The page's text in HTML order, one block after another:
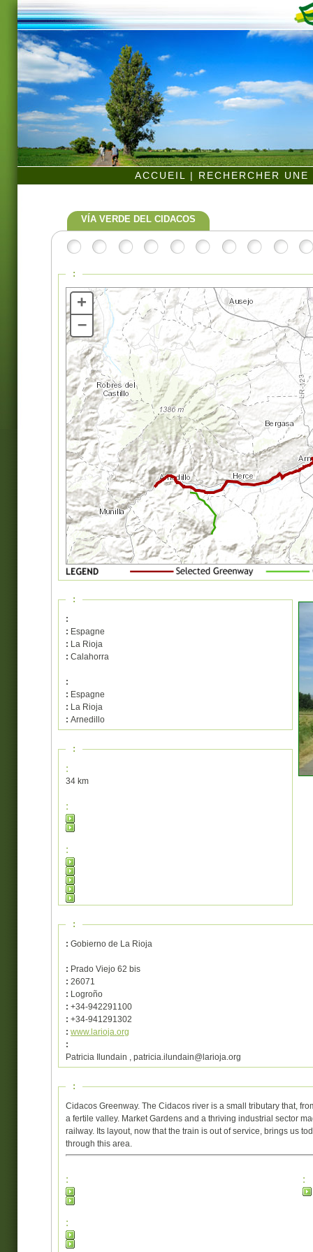
ACCUEIL | RECHERCHER
VÍA VERDE DEL CIDACOS
:
+
–
:
:
: Espagne
: La Rioja
: Calahorra
:
: Espagne
: La Rioja
: Arnedillo
:
:
34 km
:
:
:
: Gobierno de La Rioja
: Prado Viejo 62 bis
: 26071
: Logroño
: +34-942291100
: +34-941291302
: www.larioja.org
:
Patricia Ilundain , patricia.ilundain@larioja.org
:
Cidacos Greenway. The Cidacos river is a small tributary that,
a fertile valley. Market Gardens and a thriving industrial sector
railway. Its layout, now that the train is out of service, brings us
through this area.
:
:
: